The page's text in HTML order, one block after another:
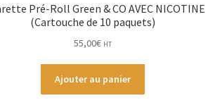
Pré-Roll Green & CO AVEC NICOTINE
(Cartouche de 10 paquets)
55,00€ HT
Ajouter au panier